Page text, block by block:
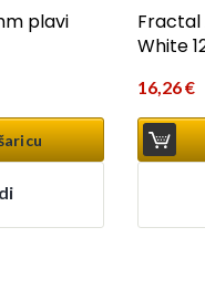
plavi
Fractal
White
16,26€